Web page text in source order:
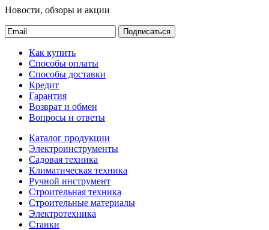
Новости, обзоры и акции
Подписаться
Как купить
Способы оплаты
Способы доставки
Кредит
Гарантия
Возврат и обмен
Вопросы и ответы
Каталог продукции
Электроинструменты
Садовая техника
Климатическая техника
Ручной инструмент
Строительная техника
Строительные материалы
Электротехника
Станки